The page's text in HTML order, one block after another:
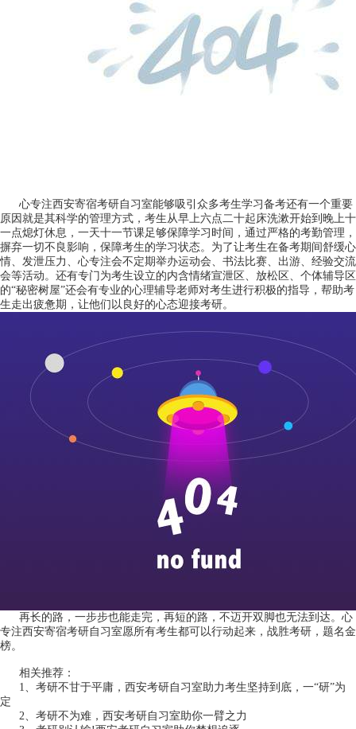
心专注西安寄宿考研自习室能够吸引众多考生学习备考还有一个重要
原因就是其科学的管理方式，考生从早上六点二十起床洗漱开始到晚上十
一点熄灯休息，一天十一节课足够保障学习时间，通过严格的考勤管理，
摒弃一切不良影响，保障考生的学习状态。为了让考生在备考期间舒缓心
情、发泄压力、心专注会不定期举办运动会、书法比赛、出游、经验交流
会等活动。还有专门为考生设立的内含情绪宣泄区、放松区、个体辅导区
的“秘密树屋”还会有专业的心理辅导老师对考生进行积极的指导，帮助考
生走出疲惫期，让他们以良好的心态迎接考研。
再长的路，一步步也能走完，再短的路，不迈开双脚也无法到达。心
专注西安寄宿考研自习室愿所有考生都可以行动起来，战胜考研，题名金
榜。
相关推荐：
1、 考研不甘于平庸，西安考研自习室助力考生坚持到底，一“研”为
定
2、 考研不为难，西安考研自习室助你一臂之力